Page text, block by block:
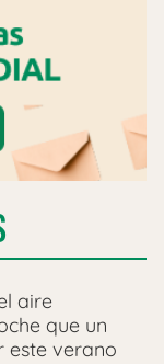
aire
que un
este verano